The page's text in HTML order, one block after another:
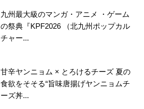
九州最大級のマンガ・アニメ ・ゲーム
の祭典『KPF2026 （北九州ポップカル
チャー...
甘辛ヤンニョム × とろけるチーズ 夏の
食欲をそそる“旨味唐揚げヤンニョムチ
ーズ丼...